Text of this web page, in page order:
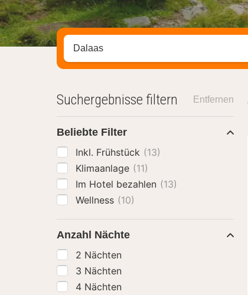
Stadt, Region oder Hotel suchen
Suchergebnisse filtern Entfernen
Beliebte Filter
Inkl. Frühstück (13)
Klimaanlage (11)
Im Hotel bezahlen (13)
Wellness (10)
Anzahl Nächte
2 Nächten
3 Nächten
4 Nächten